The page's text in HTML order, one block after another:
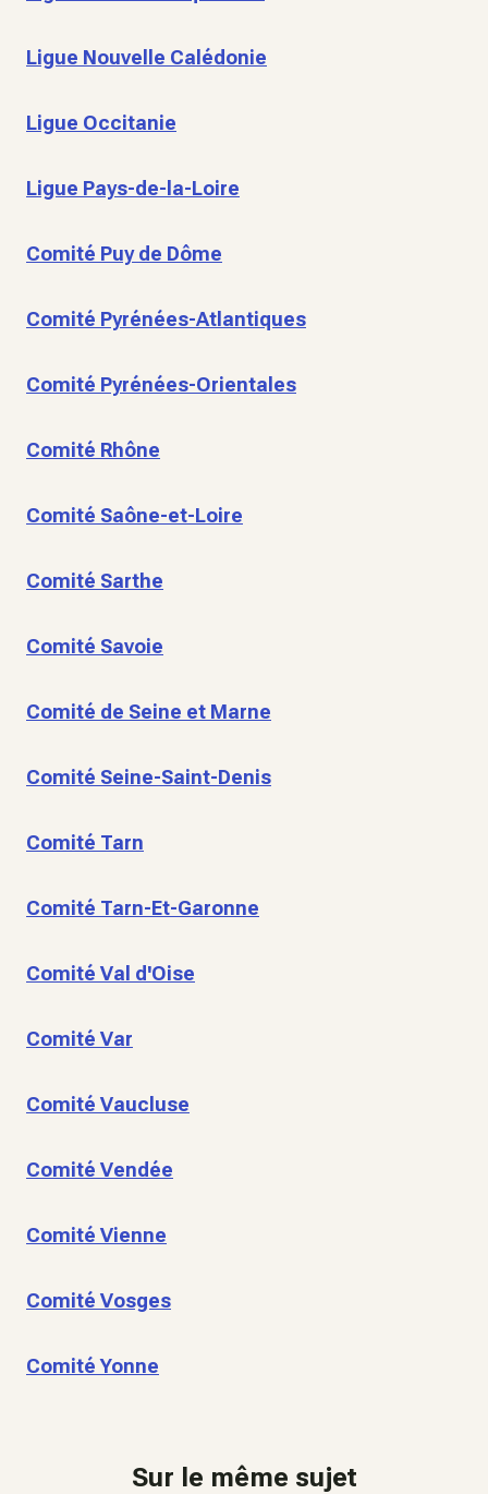
Ligue Nouvelle Calédonie
Ligue Occitanie
Ligue Pays-de-la-Loire
Comité Puy de Dôme
Comité Pyrénées-Atlantiques
Comité Pyrénées-Orientales
Comité Rhône
Comité Saône-et-Loire
Comité Sarthe
Comité Savoie
Comité de Seine et Marne
Comité Seine-Saint-Denis
Comité Tarn
Comité Tarn-Et-Garonne
Comité Val d'Oise
Comité Var
Comité Vaucluse
Comité Vendée
Comité Vienne
Comité Vosges
Comité Yonne
Sur le même sujet